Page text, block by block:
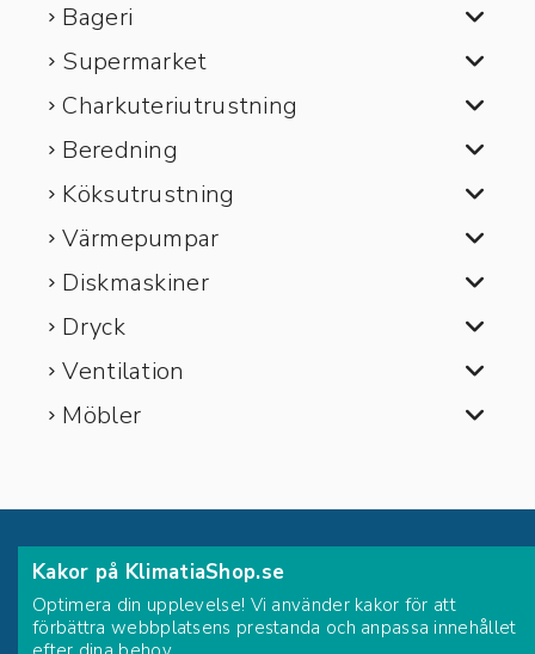
Bageri
Supermarket
Charkuteriutrustning
Beredning
Köksutrustning
Värmepumpar
Diskmaskiner
Dryck
Ventilation
Möbler
FÖRETAG
SERVICE
Kakor på KlimatiaShop.se
Optimera din upplevelse! Vi använder kakor för att
förbättra webbplatsens prestanda och anpassa innehållet